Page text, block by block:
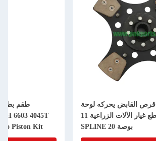
RE222670 قرص القابض يحركه لوحة
Assy يناسب قطع غيار الآلات الزراعية 11
بوصة 20 SPLINE
6603 4045T
Piston Kit